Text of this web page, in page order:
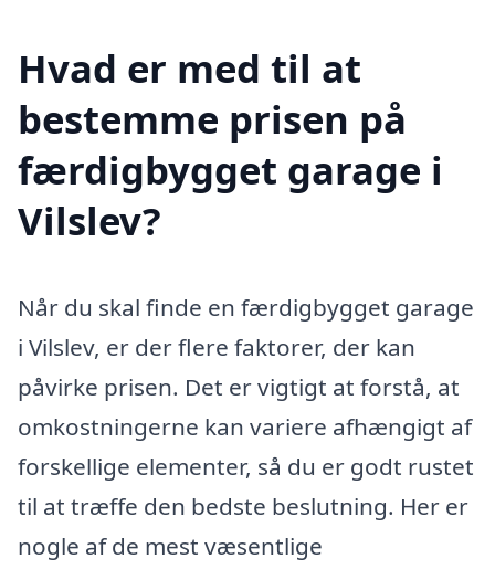
Hvad er med til at
bestemme prisen på
færdigbygget garage i
Vilslev?
Når du skal finde en færdigbygget garage
i Vilslev, er der flere faktorer, der kan
påvirke prisen. Det er vigtigt at forstå, at
omkostningerne kan variere afhængigt af
forskellige elementer, så du er godt rustet
til at træffe den bedste beslutning. Her er
nogle af de mest væsentlige